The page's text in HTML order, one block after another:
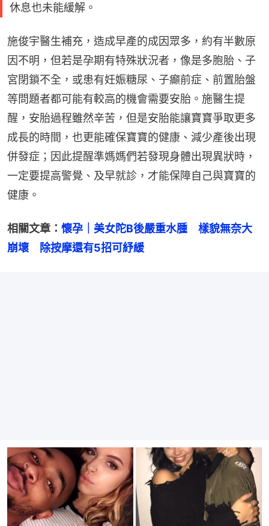
休息也未能緩解。
施俊宇醫生補充，造成早產的成因眾多，約有半數原
因不明，但若是孕期有特殊狀況者，像是多胞胎、子
宮閉鎖不全，或患有妊娠糖尿、子癲前症、前置胎盤
等問題者都可能有較高的機會需要安胎。施醫生提
醒，安胎過程雖然辛苦，但是安胎能讓寶寶爭取更多
成長的時間，也更能確保寶寶的健康、減少產後出現
併發症；因此提醒準媽媽們若發現身體出現異狀時，
一定要提高警覺、及早就診，才能保障自己與寶寶的
健康。
相關文章： 懷孕｜美女陀B後嚴重水腫　樣貌無奈大
崩壞　除按摩還有5招可紓緩